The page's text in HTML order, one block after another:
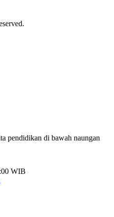
pendidikan di bawah naungan
WIB